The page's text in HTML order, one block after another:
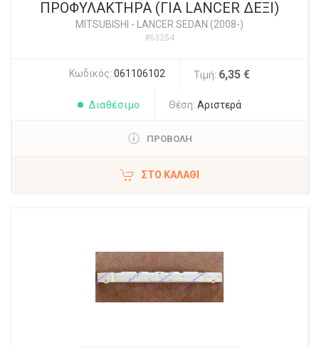
ΠΡΟΦΥΛΑΚΤΗΡΑ (ΓΙΑ LANCER ΔΕΞΙ)
MITSUBISHI - LANCER SEDAN (2008-)
#63254
Κωδικός: 061106102 Τιμή: 6,35 €
Διαθέσιμο Θέση: Αριστερά
ΠΡΟΒΟΛΗ
ΣΤΟ ΚΑΛΆΘΙ